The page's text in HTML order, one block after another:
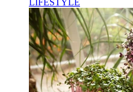
LIFESTYLE